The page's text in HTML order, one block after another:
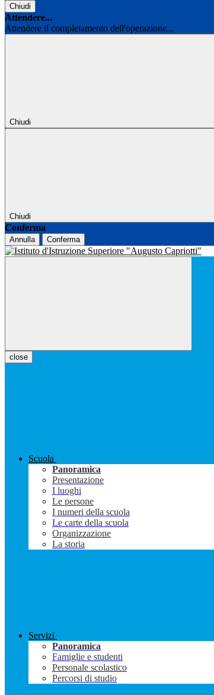
Chiudi
Attendere...
Attendere il completamento dell'operazione...
Chiudi
Chiudi
Conferma
Annulla Conferma
close
Scuola
Panoramica
Presentazione
I luoghi
Le persone
I numeri della scuola
Le carte della scuola
Organizzazione
La storia
Servizi
Panoramica
Famiglie e studenti
Personale scolastico
Percorsi di studio